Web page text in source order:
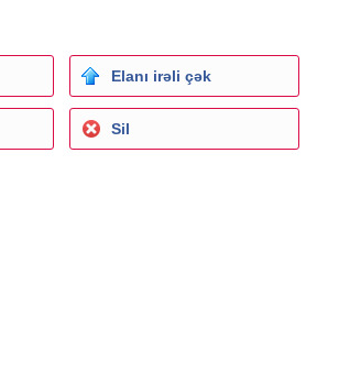
Elanı irəli çək
Sil